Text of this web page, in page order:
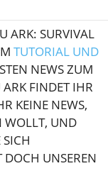
ARK: SURVIVAL
TUTORIAL UND
NEWS ZUM
FINDET IHR
KEINE NEWS,
WOLLT, UND
UNSEREN